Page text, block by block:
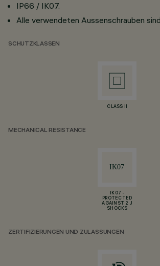
IP66 / IK07.
Alle verwendeten Aussenschrauben
SCHUTZKLASSEN
CLASS II
MECHANICAL RESISTANCE
IK07 -
PROTECTED
AGAINST 2 J
SHOCKS
ZERTIFIZIERUNGEN UND ZULASSUNGEN